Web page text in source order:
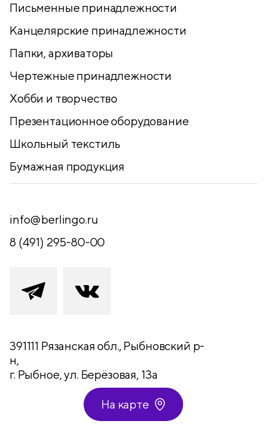
На карте
Письменные принадлежности
Канцелярские принадлежности
Папки, архиваторы
Чертежные принадлежности
Хобби и творчество
Презентационное оборудование
Школьный текстиль
Бумажная продукция
info@berlingo.ru
8 (491) 295-80-00
391111 Рязанская обл., Рыбновский р-
н,
г. Рыбное, ул. Берёзовая, 13а